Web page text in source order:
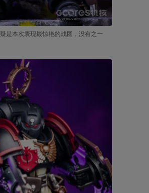
是本次表现最惊艳的战团，没有之一